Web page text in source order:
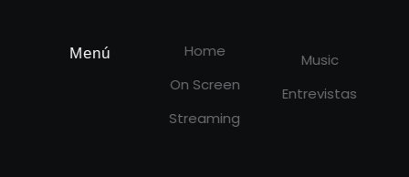
Menú
Home
On Screen
Streaming
Music
Entrevistas